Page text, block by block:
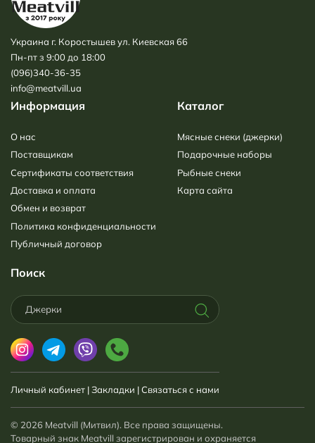
Украина г. Коростышев ул. Киевская 66
Пн-пт з 9:00 до 18:00
(096)340-36-35
info@meatvill.ua
Информация
О нас
Поставщикам
Сертификаты соответствия
Доставка и оплата
Обмен и возврат
Политика конфиденциальности
Публичный договор
Каталог
Мясные снеки (джерки)
Подарочные наборы
Рыбные снеки
Карта сайта
Поиск
Личный кабинет |Закладки |Связаться с нами
© 2026 Meatvill (Митвил). Все права защищены.
Товарный знак Meatvill зарегистрирован и охраняется